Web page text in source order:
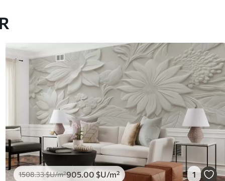
1508.33$U/m²905.00 $U/m² 1